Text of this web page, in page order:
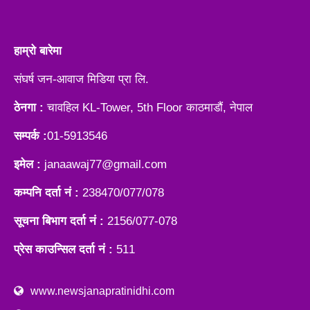
हाम्रो बारेमा
संघर्ष जन-आवाज मिडिया प्रा लि.
ठेनगा : चावहिल KL-Tower, 5th Floor काठमाडौं, नेपाल
सम्पर्क :01-5913546
इमेल : janaawaj77@gmail.com
कम्पनि दर्ता नं : 238470/077/078
सूचना बिभाग दर्ता नं : 2156/077-078
प्रेस काउन्सिल दर्ता नं : 511
www.newsjanapratinidhi.com